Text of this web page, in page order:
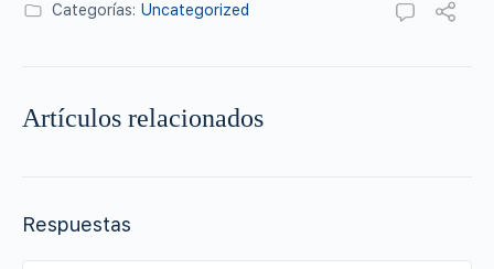
Categorías: Uncategorized
Artículos relacionados
Respuestas